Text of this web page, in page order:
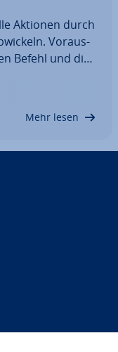
Aktionen durch
Vor­aus­
Befehl und die
er­leich­tern.
Mehr lesen